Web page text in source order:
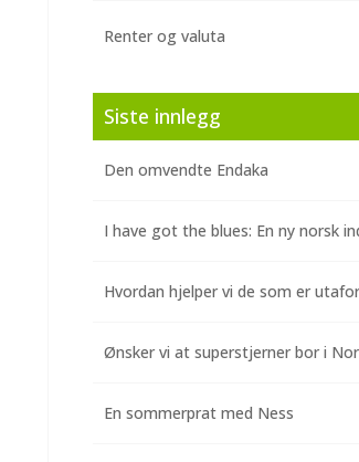
Renter og valuta
Siste innlegg
Den omvendte Endaka
I have got the blues: En ny norsk
Hvordan hjelper vi de som er
Ønsker vi at superstjerner bor i
En sommerprat med Ness